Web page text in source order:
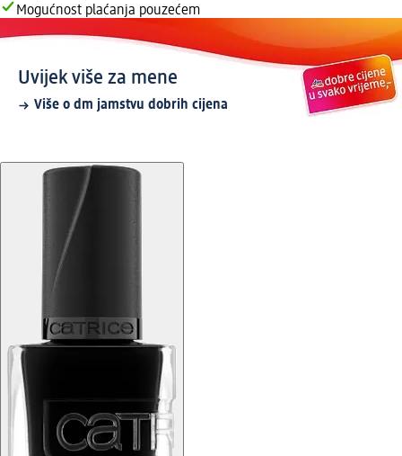
Mogućnost plaćanja pouzećem
Uvijek više za mene
Više o dm jamstvu dobrih cijena